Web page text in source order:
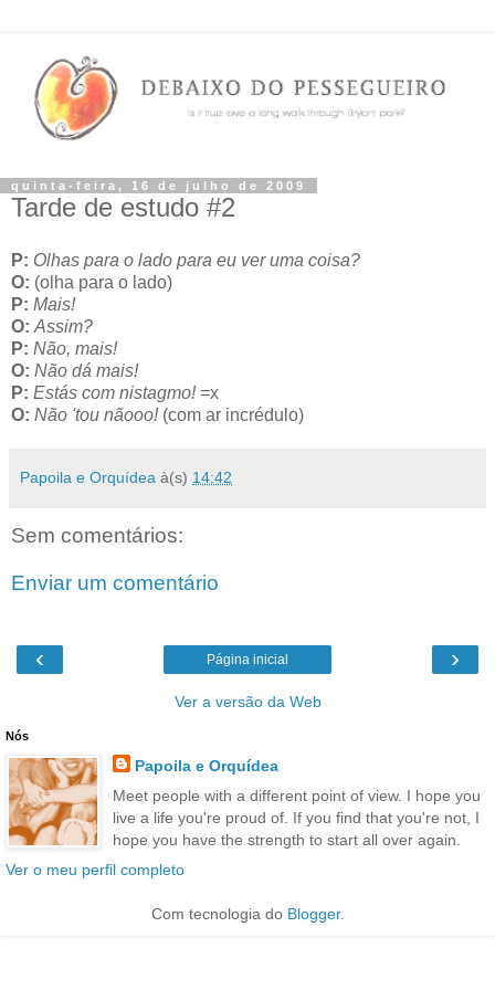
quinta-feira, 16 de julho de 2009
Tarde de estudo #2
P: Olhas para o lado para eu ver uma coisa?
O: (olha para o lado)
P: Mais!
O: Assim?
P: Não, mais!
O: Não dá mais!
P: Estás com nistagmo!=x
O: Não 'tou nãooo!(com ar incrédulo)
Papoila e Orquídea à(s) 14:42
Sem comentários:
Enviar um comentário
‹ ›
Página inicial
Ver a versão da Web
Nós
Papoila e Orquídea
Meet people with a different point of view. I hope you
live a life you're proud of. If you find that you're not, I
hope you have the strength to start all over again.
Ver o meu perfil completo
Com tecnologia do Blogger.